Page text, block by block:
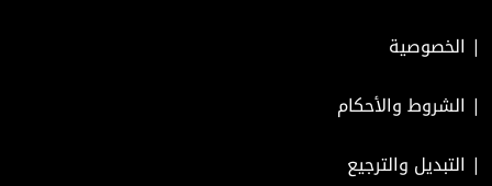
| الخصوصية
| الشروط والأحكام
| التبديل والترجيع